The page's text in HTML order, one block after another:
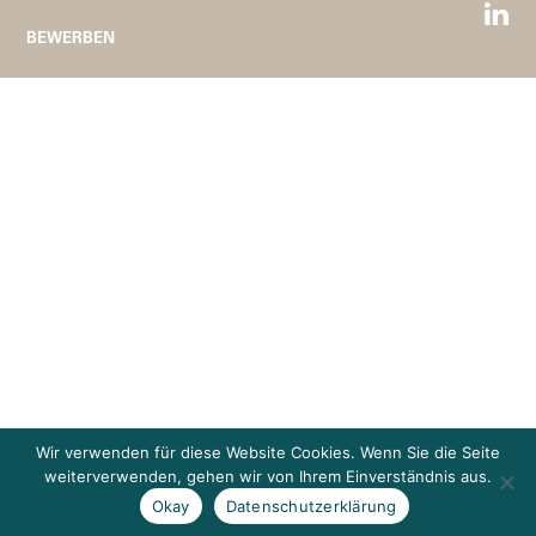
BEWERBEN
Wir verwenden für diese Website Cookies. Wenn Sie die Seite
weiterverwenden, gehen wir von Ihrem Einverständnis aus.
Okay
Datenschutzerklärung